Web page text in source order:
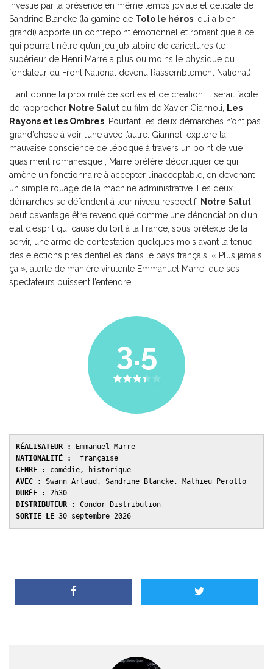
investie par la présence en même temps joviale et délicate de
Sandrine Blancke (la gamine de Toto le héros, qui a bien
grandi) apporte un contrepoint émotionnel et romantique à ce
qui pourrait n’être qu’un jeu jubilatoire de caricatures (le
supérieur de Henri Marre a plus ou moins le physique du
fondateur du Front National devenu Rassemblement National).
Etant donné la proximité de sorties et de création, il serait facile
de rapprocher Notre Salut du film de Xavier Giannoli, Les
Rayons et les Ombres. Pourtant les deux démarches n’ont pas
grand’chose à voir l’une avec l’autre. Giannoli explore la
mauvaise conscience de l’époque à travers un point de vue
quasiment romanesque ; Marre préfère décortiquer ce qui
amène un fonctionnaire à accepter l’inacceptable, en devenant
un simple rouage de la machine administrative. Les deux
démarches se défendent à leur niveau respectif. Notre Salut
peut davantage être revendiqué comme une dénonciation d’un
état d’esprit qui cause du tort à la France, sous prétexte de la
servir, une arme de contestation quelques mois avant la tenue
des élections présidentielles dans le pays français. « Plus jamais
ça », alerte de manière virulente Emmanuel Marre, que ses
spectateurs puissent l’entendre.
3.5
RÉALISATEUR :
Emmanuel Marre
NATIONALITÉ :
  française
GENRE
: comédie, historique
AVEC : Swann Arlaud, Sandrine Blancke, Mathieu Perotto
DURÉE : 2h30
DISTRIBUTEUR : Condor Distribution
SORTIE LE 30 septembre 2026